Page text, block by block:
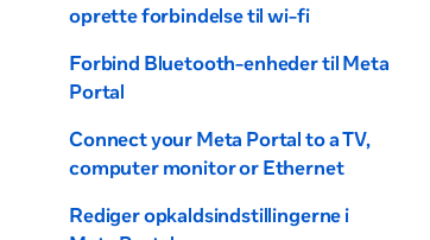
oprette forbindelse til wi-fi
Forbind Bluetooth-enheder til Meta
Portal
Connect your Meta Portal to a TV,
computer monitor or Ethernet
Rediger opkaldsindstillingerne i